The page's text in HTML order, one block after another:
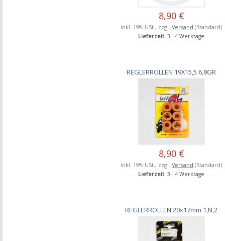
8,90 €
inkl. 19% USt., zzgl.Versand (Standard)
Lieferzeit: 3 - 4 Werktage
REGLERROLLEN 19X15,5 6,8GR
8,90 €
inkl. 19% USt., zzgl.Versand (Standard)
Lieferzeit: 3 - 4 Werktage
REGLERROLLEN 20x17mm 1,N,2